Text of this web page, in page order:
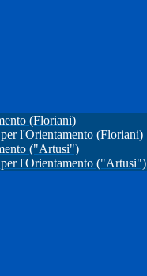
(Floriani)
l'Orientamento (Floriani)
("Artusi")
l'Orientamento ("Artusi")